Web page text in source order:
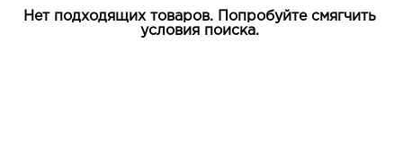
Нет подходящих товаров.
Попробуйте смягчить
условия поиска.